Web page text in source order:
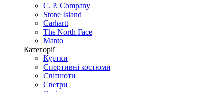
C. P. Company
Stone Island
Carhartt
The North Face
Manto
Категорії
Куртки
Спортивні костюми
Світшоти
Светри